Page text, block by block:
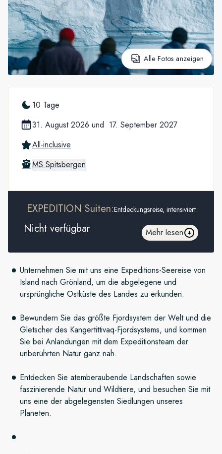
Alle Fotos anzeigen
Unternehmen Sie mit uns eine Expeditions-Seereise von
Island nach Grönland, um die abgelegene und
ursprüngliche Ostküste des Landes zu erkunden.
Bewundern Sie das größte Fjordsystem der Welt und die
Gletscher des Kangertittivaq-Fjordsystems, und kommen
Sie bei Anlandungen mit dem Expeditionsteam der
unberührten Natur ganz nah.
Entdecken Sie atemberaubende Landschaften sowie
faszinierende Natur und Wildtiere, und besuchen Sie mit
uns eine der abgelegensten Siedlungen unseres
Planeten.
10 Tage
31. August 2026 und 17. September 2027
All-inclusive
MS Spitsbergen
EXPEDITION Suiten:Entdeckungsreise, intensiviert
Nicht verfügbar Mehr lesen